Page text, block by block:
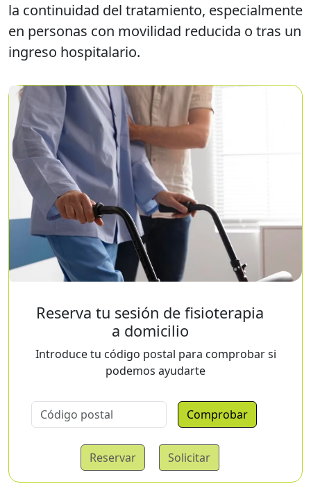
la continuidad del tratamiento, especialmente
en personas con movilidad reducida o tras un
ingreso hospitalario.
Reserva tu sesión de fisioterapia
a domicilio
Introduce tu código postal para comprobar si
podemos ayudarte
Comprobar
Reservar Solicitar